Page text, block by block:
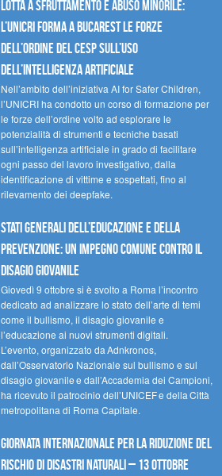
Lotta a sfruttamento e abuso minorile:
l’UNICRI forma a Bucarest le forze
dell’ordine del CESP sull’uso
dell’Intelligenza Artificiale
Nell’ambito dell’iniziativa AI for Safer Children,
l’UNICRI ha condotto un corso di formazione per
le forze dell’ordine volto ad esplorare le
potenzialità di strumenti e tecniche basati
sull’intelligenza artificiale in grado di facilitare
ogni passo del lavoro investigativo, dalla
identificazione di vittime e sospettati, fino al
rilevamento dei deepfake.
Stati Generali dell’Educazione e della
Prevenzione: un impegno comune contro il
disagio giovanile
Giovedì 9 ottobre si è svolto a Roma l’incontro
dedicato ad analizzare lo stato dell’arte di temi
come il bullismo, il disagio giovanile e
l’educazione ai nuovi strumenti digitali.
L’evento, organizzato da Adnkronos,
dall’Osservatorio Nazionale sul bullismo e sul
disagio giovanile e dall’Accademia dei Campioni,
ha ricevuto il patrocinio dell’UNICEF e della Città
metropolitana di Roma Capitale.
Giornata internazionale per la riduzione del
rischio di disastri naturali – 13 ottobre